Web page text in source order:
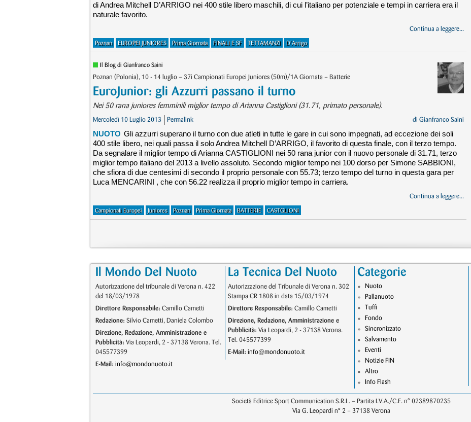
di Andrea Mitchell D’ARRIGO nei 400 stile libero maschili, di cui l’italiano per potenziale e tempi in carriera era il
naturale favorito.
Continua a leggere...
Poznan EUROPEI JUNIORES Prima Giornata FINALI E SF TETTAMANZI D'Arrigo
Il Blog di Gianfranco Saini
Poznan (Polonia), 10 - 14 luglio – 37i Campionati Europei Juniores (50m)/1A Giornata – Batterie
EuroJunior: gli Azzurri passano il turno
Nei 50 rana juniores femminili miglior tempo di Arianna Castiglioni (31.71, primato personale).
Mercoledì 10 Luglio 2013 Permalink di Gianfranco Saini
NUOTO Gli azzurri superano il turno con due atleti in tutte le gare in cui sono impegnati, ad eccezione dei soli
400 stile libero, nei quali passa il solo Andrea Mitchell D’ARRIGO, il favorito di questa finale, con il terzo tempo.
Da segnalare il miglior tempo di Arianna CASTIGLIONI nei 50 rana junior con il nuovo personale di 31.71, terzo
miglior tempo italiano del 2013 a livello assoluto. Secondo miglior tempo nei 100 dorso per Simone SABBIONI,
che sfiora di due centesimi di secondo il proprio personale con 55.73; terzo tempo del turno in questa gara per
Luca MENCARINI , che con 56.22 realizza il proprio miglior tempo in carriera.
Continua a leggere...
Campionati Europei Juniores Poznan Prima Giornata BATTERIE CASTGLIONI
Il Mondo Del Nuoto
Autorizzazione del tribunale di Verona n. 422
del 18/03/1978
Direttore Responsabile: Camillo Cametti
Redazione: Silvio Cametti, Daniela Colombo
Direzione, Redazione, Amministrazione e
Pubblicità: Via Leopardi, 2 - 37138 Verona. Tel.
045577399
E-Mail: info@mondonuoto.it
La Tecnica Del Nuoto
Autorizzazione del Tribunale di Verona n. 302
Stampa CR 1808 in data 15/03/1974
Direttore Responsabile: Camillo Cametti
Direzione, Redazione, Amministrazione e
Pubblicità: Via Leopardi, 2 - 37138 Verona.
Tel. 045577399
E-Mail: info@mondonuoto.it
Categorie
Nuoto
Pallanuoto
Tuffi
Fondo
Sincronizzato
Salvamento
Eventi
Notizie FIN
Altro
Info Flash
Società Editrice Sport Communication S.R.L. – Partita I.V.A./C.F. n° 02389870235
Via G. Leopardi n° 2 – 37138 Verona